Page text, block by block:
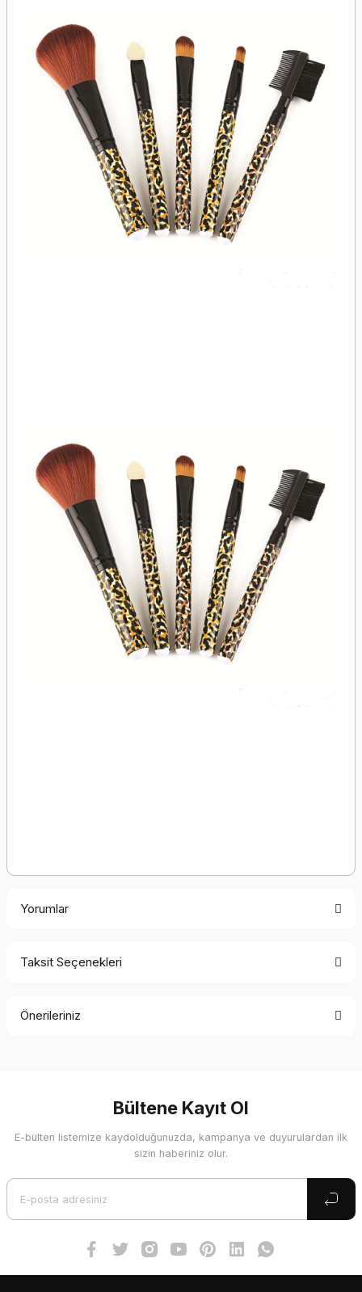
Yorumlar
Taksit Seçenekleri
Önerileriniz
Görüş ve önerileriniz için teşekkür ederiz.
Ürün resmi kalitesiz, bozuk veya görüntülenemiyor.
Bültene Kayıt Ol
E-bülten listemize kaydolduğunuzda, kampanya ve duyurulardan ilk
sizin haberiniz olur.